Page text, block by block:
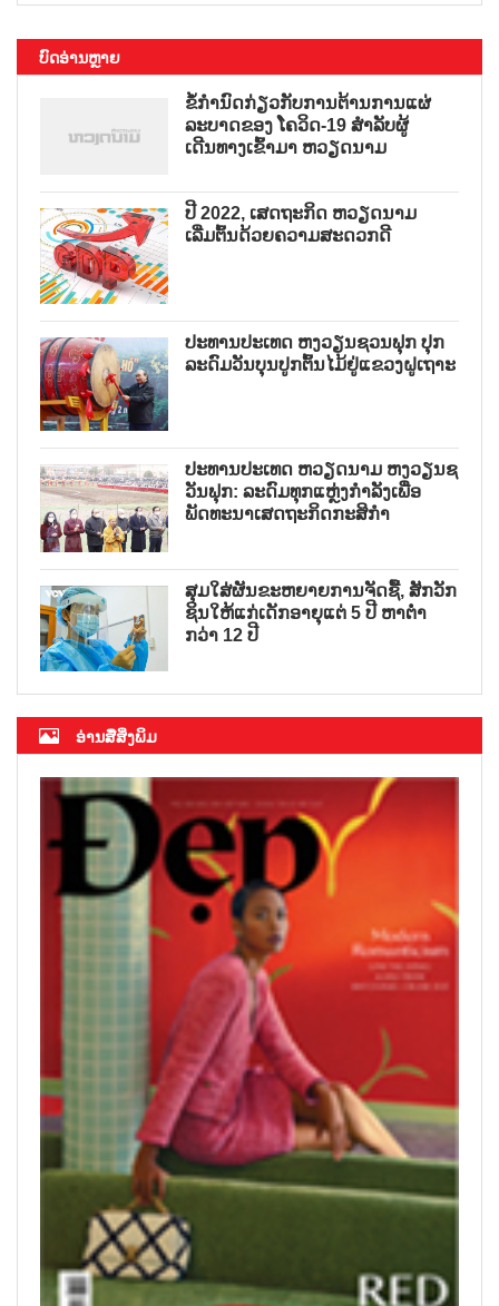
ບົດອ່ານຫຼາຍ
ຂໍ້ກຳນົດກ່ຽວກັບການຕ້ານການແຜ່
ລະບາດຂອງ ໂຄວິດ-19 ສຳລັບຜູ້
ເດີນທາງເຂົ້າມາ ຫວຽດນາມ
ປີ 2022, ເສດຖະກິດ ຫວຽດນາມ
ເລີ່ມຕົ້ນດ້ວຍຄວາມສະດວກດີ
ປະທານປະເທດ ຫງວຽນຊວນຟຸກ ປຸກ
ລະດົມວັນບຸນປູກຕົ້ນໄມ້ຢູ່ແຂວງຝູເຖາະ
ປະທານປະເທດ ຫວຽດນາມ ຫງວຽນຊ
ວັນຟຸກ: ລະດົມທຸກແຫຼ່ງກຳລັງເພື່ອ
ພັດທະນາເສດຖະກິດກະສິກຳ
ສຸມໃສ່ຜັນຂະຫຍາຍການຈັດຊື້, ສັກວັກ
ຊິນໃຫ້ແກ່ເດັກອາຍຸແຕ່ 5 ປີ ຫາຕ່ຳ
ກວ່າ 12 ປີ
ອ່ານສື່ສິ່ງພິມ